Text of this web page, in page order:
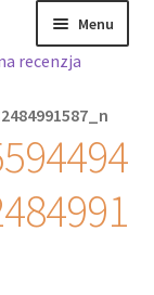
Menu
recenzja